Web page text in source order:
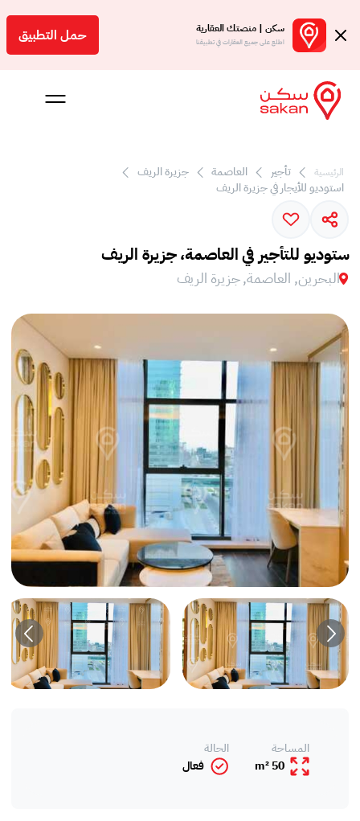
سكن | منصتك العقارية
اطلع على جميع العقارات في تطبيقنا حمل التطبيق
بالعمولة
الرئيسية تأجير العاصمة
جزيرة الريف
استوديو للأيجار في جزيرة الريف
ستوديو للتأجير في العاصمة، جزيرة الريف
البحرين, العاصمة, جزيرة الريف
المساحة
50 m²
الحالة
فعال